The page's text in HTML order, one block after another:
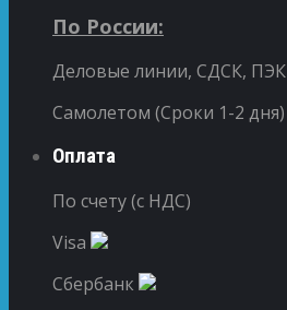
По России:
Деловые линии, СДСК, ПЭК
Самолетом (Сроки 1-2 дня)
Оплата
По счету (с НДС)
Visa
Сбербанк